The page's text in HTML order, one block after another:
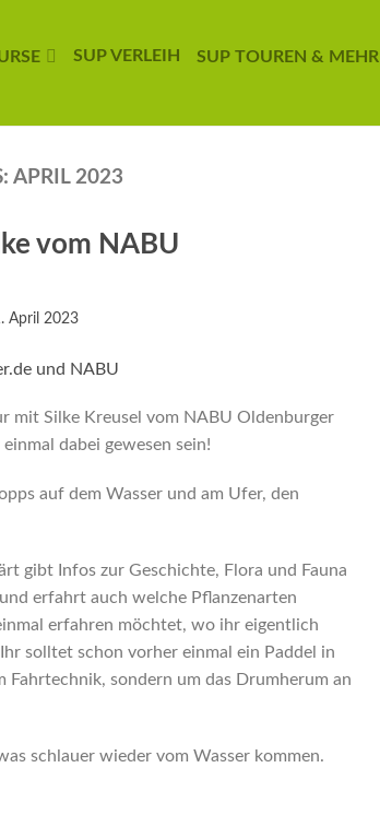
SUP VERLEIH SUP TOUREN & MEHR
APRIL 2023
vom NABU
April 2023
mit Silke Kreusel vom NABU Oldenburger
dabei gewesen sein!
auf dem Wasser und am Ufer, den
gibt Infos zur Geschichte, Flora und Fauna
erfahrt auch welche Pflanzenarten
erfahren möchtet, wo ihr eigentlich
solltet schon vorher einmal ein Paddel in
Fahrtechnik, sondern um das Drumherum an
schlauer wieder vom Wasser kommen.